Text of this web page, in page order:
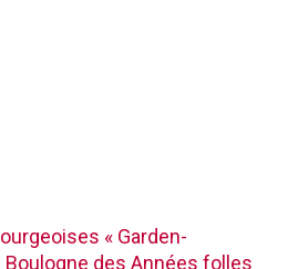
« Garden-
Boulogne des Années folles